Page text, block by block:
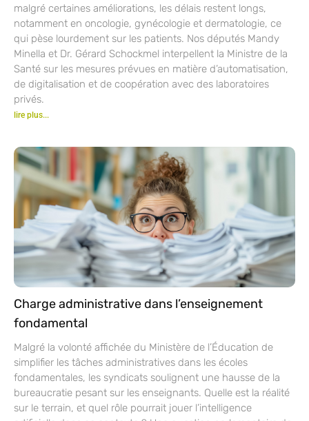
malgré certaines améliorations, les délais restent longs,
notamment en oncologie, gynécologie et dermatologie, ce
qui pèse lourdement sur les patients. Nos députés Mandy
Minella et Dr. Gérard Schockmel interpellent la Ministre de la
Santé sur les mesures prévues en matière d’automatisation,
de digitalisation et de coopération avec des laboratoires
privés.
lire plus...
Charge administrative dans l’enseignement
fondamental
Malgré la volonté affichée du Ministère de l’Éducation de
simplifier les tâches administratives dans les écoles
fondamentales, les syndicats soulignent une hausse de la
bureaucratie pesant sur les enseignants. Quelle est la réalité
sur le terrain, et quel rôle pourrait jouer l’intelligence